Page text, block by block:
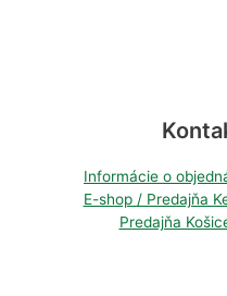
Informácie o
E-shop / Predajňa
Predajňa